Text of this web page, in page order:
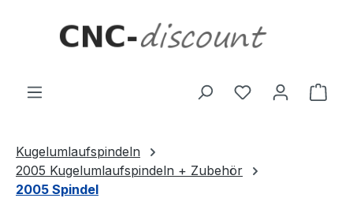
Kugelumlaufspindeln
2005 Kugelumlaufspindeln + Zubehör
2005 Spindel